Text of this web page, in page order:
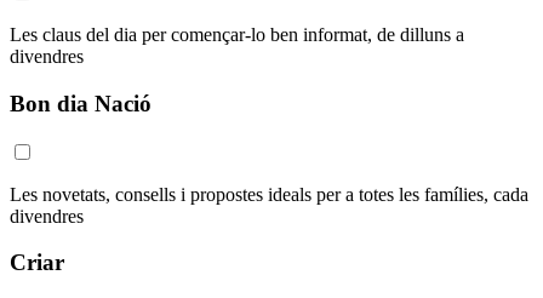
Les claus del dia per començar-lo ben informat, de dilluns a
divendres
Bon dia Nació
Les novetats, consells i propostes ideals per a totes les famílies, cada
divendres
Criar